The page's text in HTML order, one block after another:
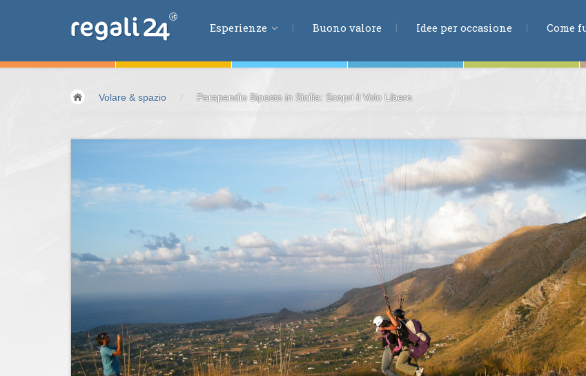
Esperienze
Volare &spazio
Mangiare &
Benessere &
salute
Acqua &
Lifestyle &fantasia
Kids & Family
Pernottamenti
Buono valore Idee per occasione Come
Volare & spazio / Parapendio Biposto in Sicilia: Scopri il Volo Libero